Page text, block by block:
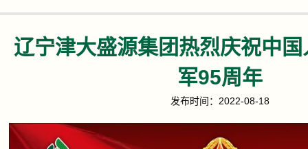
辽宁津大盛源集团热烈庆祝中
军95周年
发布时间：2022-08-18